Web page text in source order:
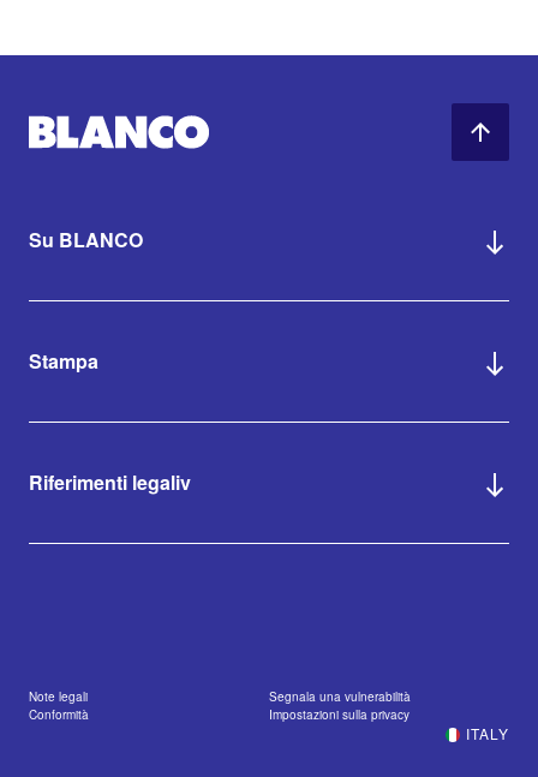
Su BLANCO
Stampa
Riferimenti legaliv
Note legali
Segnala una vulnerabilità
Conformità
Impostazioni sulla privacy
ITALY